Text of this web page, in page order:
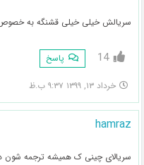
سریالش خیلی خیلی قشنگه به خصوص
14 پاسخ
خرداد ۱۳, ۱۳۹۹ ۹:۳۷ ب.ظ
hamraz